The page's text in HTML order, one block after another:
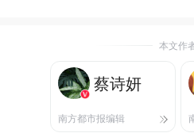
本文作
蔡诗妍
南方都市报编辑